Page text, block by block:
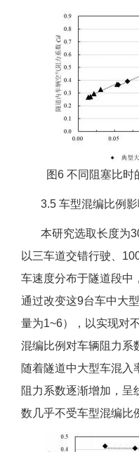
图6 不同阻塞比时
3.5 车型混编比例影
本研究选取长度为
以三车道交错行驶、
车速度分布于隧道段中
通过改变这9台车中大
量为1~6），以实现对
混编比例对车辆阻力系
随着隧道中大型车混入
阻力系数逐渐增加，呈
数几乎不受车型混编比